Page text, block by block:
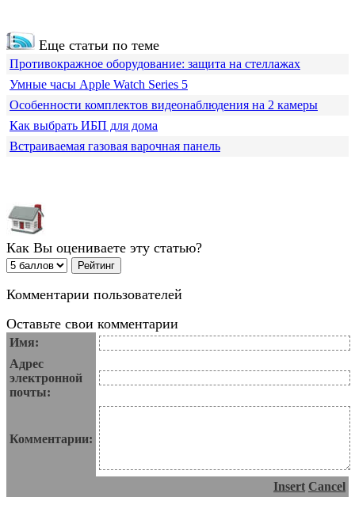
Еще статьи по теме
Противокражное оборудование: защита на стеллажах
Умные часы Apple Watch Series 5
Особенности комплектов видеонаблюдения на 2 камеры
Как выбрать ИБП для дома
Встраиваемая газовая варочная панель
Как Вы оцениваете эту статью?
Комментарии пользователей
Оставьте свои комментарии
Имя:
Адрес
электронной
почты:
Комментарии:
Insert Cancel